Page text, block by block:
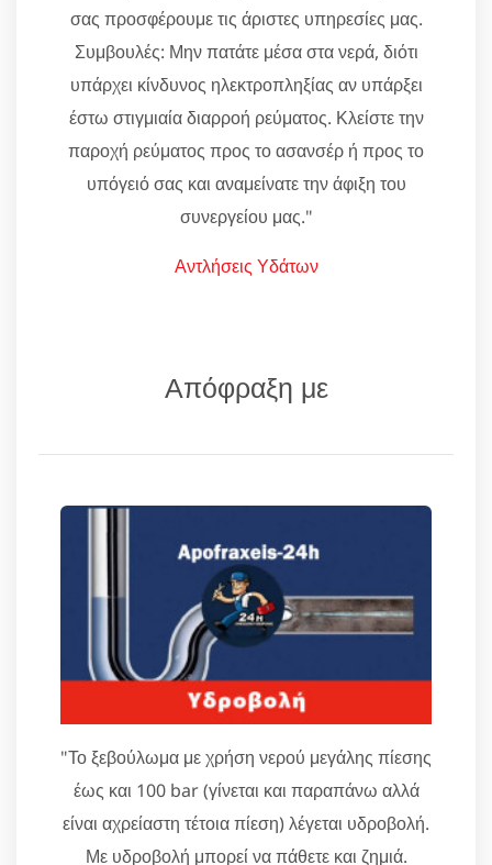
σας προσφέρουμε τις άριστες υπηρεσίες μας.
Συμβουλές: Μην πατάτε μέσα στα νερά, διότι
υπάρχει κίνδυνος ηλεκτροπληξίας αν υπάρξει
έστω στιγμιαία διαρροή ρεύματος. Κλείστε την
παροχή ρεύματος προς το ασανσέρ ή προς το
υπόγειό σας και αναμείνατε την άφιξη του
συνεργείου μας."
Αντλήσεις Υδάτων
Απόφραξη με
"Το ξεβούλωμα με χρήση νερού μεγάλης πίεσης
έως και 100 bar (γίνεται και παραπάνω αλλά
είναι αχρείαστη τέτοια πίεση) λέγεται υδροβολή.
Με υδροβολή μπορεί να πάθετε και ζημιά.